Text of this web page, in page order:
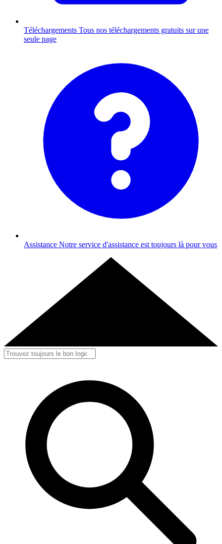
Téléchargements Tous nos téléchargements gratuits sur une
seule page
Assistance Notre service d'assistance est toujours là pour vous